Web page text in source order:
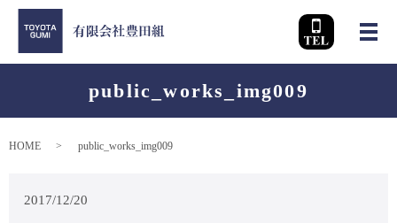
メ
public_works_img009
HOME public_works_img009
2017/12/20